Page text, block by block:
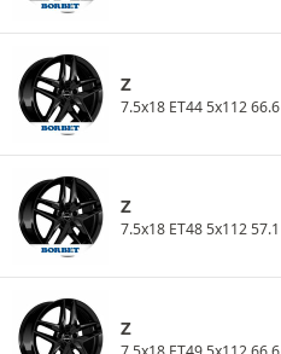
Z
7.5x18 ET44 5x112 66.6
Z
7.5x18 ET48 5x112 57.1
Z